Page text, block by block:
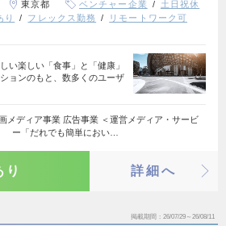
東京都 ベンチャー企業
土日祝休
り フレックス勤務
リモートワーク可
い楽しい「食事」と「健康」
ョンのもと、数多くのユーザ
メディア事業 広告事業 ＜運営メディア・サービ
ー「だれでも簡単におい…
り 詳細へ
掲載期間 26/07/29～26/08/11